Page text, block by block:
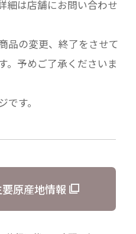
細は店舗にお問い合わせ
品の変更、終了をさせて
。予めご了承くださいま
す。
原産地情報